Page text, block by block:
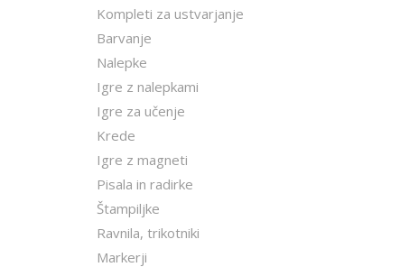
Kompleti za ustvarjanje
Barvanje
Nalepke
Igre z nalepkami
Igre za učenje
Krede
Igre z magneti
Pisala in radirke
Štampiljke
Ravnila, trikotniki
Markerji